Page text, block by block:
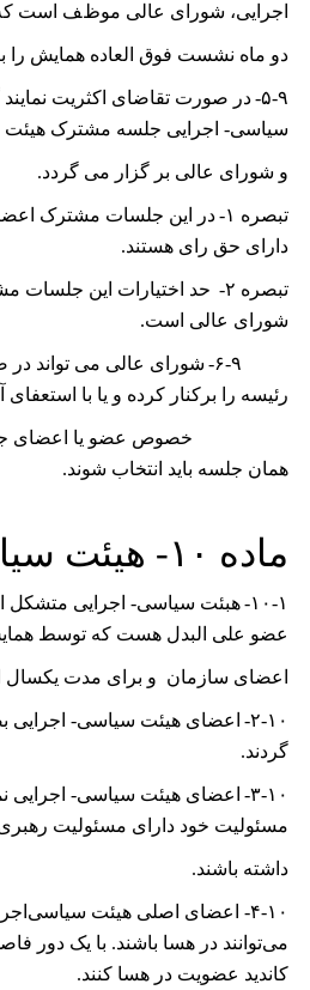
ﺍﺟﺮﺍﻳﯽ، ﺷﻮﺭﺍی ﻋﺎﻟﯽ ﻣﻮﻅﻒ ﺍﺳﺖ
ﺩﻭ ﻣﺎﻩ ﻧﺸﺴﺖ ﻓﻮﻕ ﺍﻟﻌﺎﺩﻩ ﻫﻤﺎﻳﺶ ﺭﺍ
۵-۹- ﺩﺭ ﺻﻮﺭﺕ ﺗﻘﺎﺿﺎی ﺍﮐﺜﺮﻳﺖ
ﺳﻴﺎﺳﯽ- ﺍﺟﺮﺍﻳﯽ ﺟﻠﺴﻪ ﻣﺸﺘﺮک ﻫﻴﺌﺖ
ﻭ ﺷﻮﺭﺍی ﻋﺎﻟﯽ ﺑﺮ ﮔﺰﺍﺭ می گردد.
ﺗﺒﺼﺮﻩ ۱- ﺩﺭ ﺍﻳﻦ ﺟﻠﺴﺎﺕ ﻣﺸﺘﺮک
ﺩﺍﺭﺍی ﺣﻖ ﺭﺍی ﻫﺴﺘﻨﺪ.
ﺗﺒﺼﺮﻩ ۲-
ﺣﺪ ﺍﺧﺘﻴﺎﺭﺍﺕ ﺍﻳﻦ ﺟﻠﺴﺎﺕ
ﺷﻮﺭﺍی ﻋﺎﻟﯽ ﺍﺳﺖ.
۶-۹-
شورای عالی می تواند
رئیسه را برکنار کرده و یا با
خصوص عضو یا اعضای
ھمان جلسه باید انتخاب شوند.
ﻣﺎﺩﻩ ۱۰- ﻫﻴﺌﺖ ﺳﻴﺎﺳﯽ- ﺍﺟﺮﺍﻳﯽ
۱۰-۱- ﻫﺒﺌﺖ ﺳﻴﺎﺳﯽ- ﺍﺟﺮﺍﻳﯽ ﻣﺘﺸﮑﻞ
ﻋﻀﻮ ﻋﻠﯽ ﺍﻟﺒﺪﻝ هست ﮐﻪ ﺗﻮﺳﻂ
ﺍﻋﻀﺎی ﺳﺎﺯﻣﺎﻥ ﻭ ﺑﺮﺍی ﻣﺪﺕ ﻳﮑﺴﺎﻝ
۲-۱۰-
ﺍﻋﻀﺎی ﻫﻴﺌﺖ ﺳﻴﺎﺳﯽ- ﺍﺟﺮﺍﻳﯽ
گردند.
۳-۱۰-
ﺍﻋﻀﺎی ﻫﻴﺌﺖ ﺳﻴﺎﺳﯽ- ﺍﺟﺮﺍﻳﯽ
ﻣﺴﺌﻮﻟﻴﺖ ﺧﻮﺩ ﺩﺍﺭﺍی ﻣﺴﺌﻮﻟﻴﺖ
ﺩﺍﺷﺘﻪ ﺑﺎﺷﻨﺪ.
۴-۱۰- اعضای اصلی هیئت
می‌توانند در هسا باشند. با یک دور
کاندید عضویت در هسا کنند.